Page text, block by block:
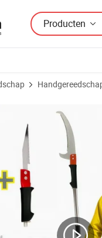
Producten
boomzaag met